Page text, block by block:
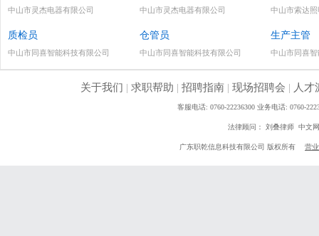
中山市灵杰电器有限公司 中山市灵杰电器有限公司 中山市索达
质检员
中山市同喜智能科技有限公司
仓管员
中山市同喜智能科技有限公司
生产主管
中山市同喜
关于我们 | 求职帮助 | 招聘指南| 现场招聘会 | 人才
客服电话: 0760-22236300 业务电话: 0760-
法律顾问： 刘叠律师 中文
广东职乾信息科技有限公司 版权所有 营